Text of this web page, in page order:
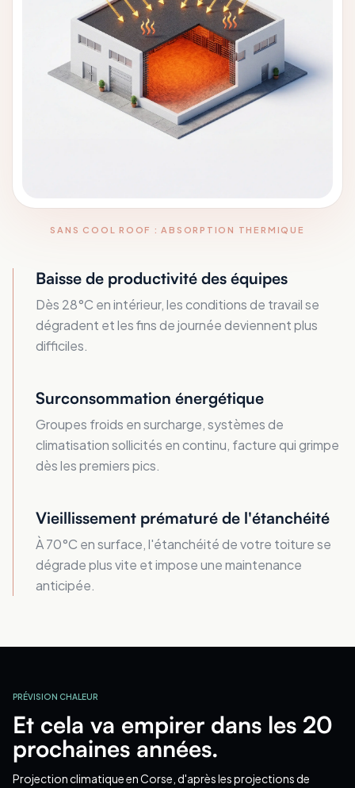
SANS COOL ROOF : ABSORPTION THERMIQUE
Baisse de productivité des équipes
Dès 28°C en intérieur, les conditions de travail se
dégradent et les fins de journée deviennent plus
difficiles.
Surconsommation énergétique
Groupes froids en surcharge, systèmes de
climatisation sollicités en continu, facture qui grimpe
dès les premiers pics.
Vieillissement prématuré de l'étanchéité
À 70°C en surface, l'étanchéité de votre toiture se
dégrade plus vite et impose une maintenance
anticipée.
PRÉVISION CHALEUR
Et cela va empirer dans les 20
prochaines années.
Projection climatiqueen Corse , d'après les projections de